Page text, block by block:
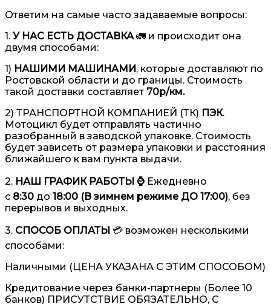
Ответим на самые часто задаваемые вопросы:
1. У НАС ЕСТЬ ДОСТАВКА🚛 и происходит она
двумя способами:
1) НАШИМИ МАШИНАМИ, которые доставляют по
Ростовской области и до границы. Стоимость
такой доставки составляет 70р/км.
2) ТРАНСПОРТНОЙ КОМПАНИЕЙ (ТК) ПЭК.
Мотоцикл будет отправлять частично
разобранный в заводской упаковке. Стоимость
будет зависеть от размера упаковки и расстояния
ближайшего к вам пункта выдачи.
2. НАШ ГРАФИК РАБОТЫ ⌚️ Ежедневно
с 8:30 до 18:00 (В зимнем режиме ДО 17:00), без
перерывов и выходных.
3. СПОСОБ ОПЛАТЫ 💳 возможен несколькими
способами:
Наличными (ЦЕНА УКАЗАНА С ЭТИМ СПОСОБОМ)
Кредитование через банки-партнеры (Более 10
банков) ПРИСУТСТВИЕ ОБЯЗАТЕЛЬНО, С